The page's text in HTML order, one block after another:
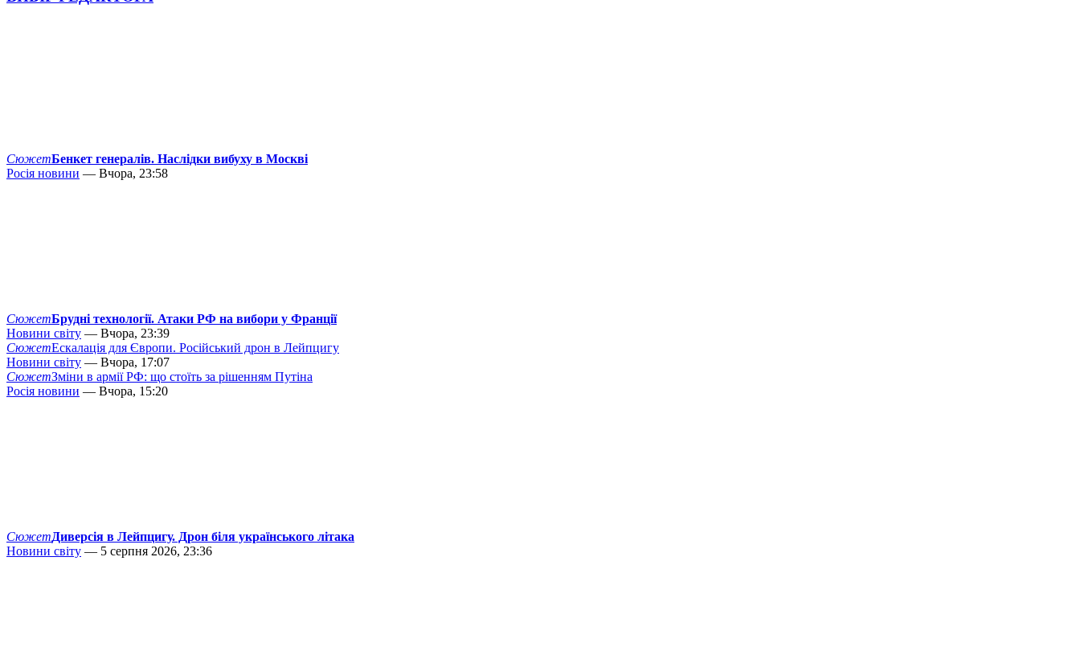
СюжетБенкет генералів. Наслідки вибуху в Москві
Росія новини — Вчора, 23:58
СюжетБрудні технології. Атаки РФ на вибори у Франції
Новини світу — Вчора, 23:39
СюжетЕскалація для Європи. Російський дрон в Лейпцигу
Новини світу — Вчора, 17:07
СюжетЗміни в армії РФ: що стоїть за рішенням Путіна
Росія новини — Вчора, 15:20
СюжетДиверсія в Лейпцигу. Дрон біля українського літака
Новини світу — 5 серпня 2026, 23:36